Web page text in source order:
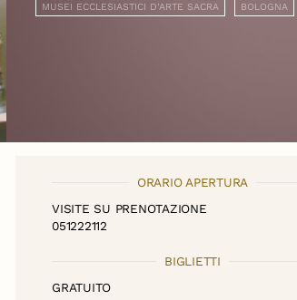
MUSEI ECCLESIASTICI D'ARTE SACRA BOLOGNA
ORARIO APERTURA
VISITE SU PRENOTAZIONE
051222112
BIGLIETTI
GRATUITO